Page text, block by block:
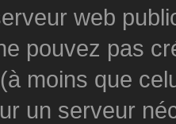
web
pouvez pas
moins que
un serveur